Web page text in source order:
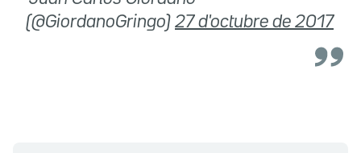
(@GiordanoGringo) 27 d'octubre de 2017